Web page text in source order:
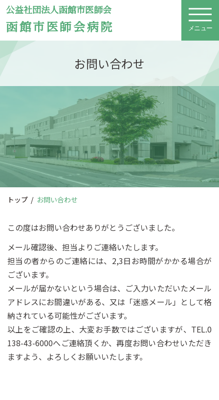
公益社団法人函館市医師会
函館市医師会病院 メニュー
お問い合わせ
トップ お問い合わせ
この度はお問い合わせありがとうございました。
メール確認後、担当よりご連絡いたします。
担当の者からのご連絡には、2,3日お時間がかかる場合が
ございます。
メールが届かないという場合は、ご入力いただいたメール
アドレスにお間違いがある、又は「迷惑メール」として格
納されている可能性がございます。
以上をご確認の上、大変お手数ではございますが、TEL.0
138-43-6000へご連絡頂くか、再度お問い合わせいただき
ますよう、よろしくお願いいたします。